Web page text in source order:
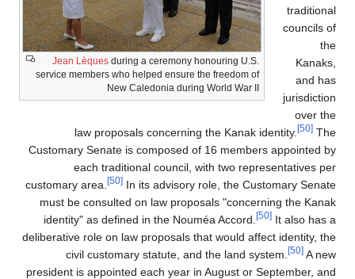
Jean Lèquesduring a ceremony honouring U.S.
service members who helped ensure the freedom of
New Caledonia during World War II
traditional
councils of
the
Kanaks,
and has
jurisdiction
over the
law proposals concerning the Kanak identity.
[50]The
Customary Senate is composed of 16 members appointed by
each traditional council, with two representatives per
customary area.
[50]In its advisory role, the Customary Senate
must be consulted on law proposals "concerning the Kanak
identity" as defined in the Nouméa Accord.
[50]It also has a
deliberative role on law proposals that would affect identity, the
civil customary statute, and the land system.
[50]A new
president is appointed each year in August or September, and